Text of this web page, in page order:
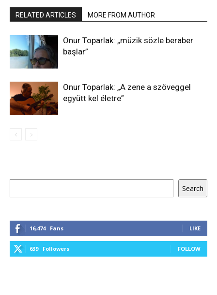
RELATED ARTICLES MORE FROM AUTHOR
Onur Toparlak: „müzik sözle beraber
başlar”
Onur Toparlak: „A zene a szöveggel
együtt kel életre”
Search
16,474 Fans LIKE
639 Followers FOLLOW